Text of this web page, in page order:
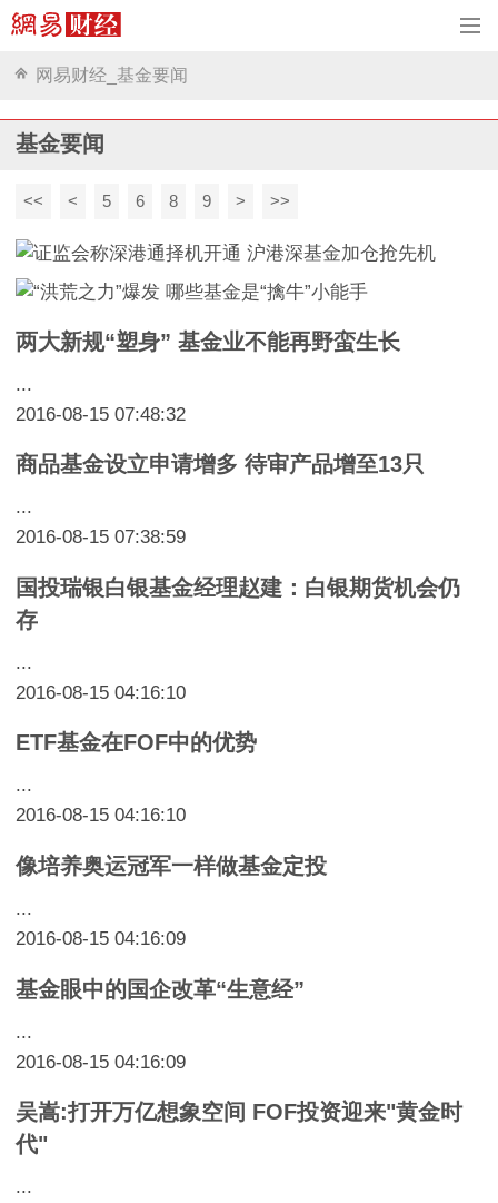
网易财经_基金要闻
基金要闻
<< < 5 6 8 9 > >>
两大新规“塑身” 基金业不能再野蛮生长
...
2016-08-15 07:48:32
商品基金设立申请增多 待审产品增至13只
...
2016-08-15 07:38:59
国投瑞银白银基金经理赵建：白银期货机会仍
存
...
2016-08-15 04:16:10
ETF基金在FOF中的优势
...
2016-08-15 04:16:10
像培养奥运冠军一样做基金定投
...
2016-08-15 04:16:09
基金眼中的国企改革“生意经”
...
2016-08-15 04:16:09
吴嵩:打开万亿想象空间 FOF投资迎来"黄金时
代"
...